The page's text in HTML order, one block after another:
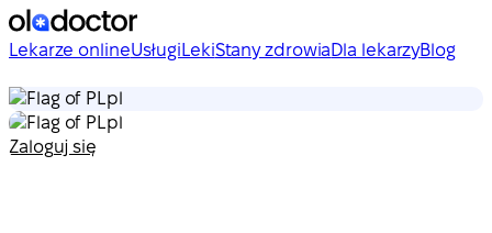
Lekarze onlineUsługi LekiStany zdrowiaDla lekarzyBlog
pl
pl
Zaloguj się